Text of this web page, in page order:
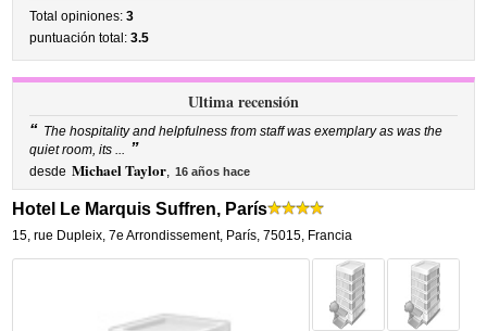
Total opiniones:3
puntuación total:3.5
Ultima recensión
“ The hospitality and helpfulness from staff was exemplary as was the
quiet room, its ... ”
desde Michael Taylor, 16 años hace
Hotel Le Marquis Suffren, París
15, rue Dupleix,7e Arrondissement, París,75015, Francia